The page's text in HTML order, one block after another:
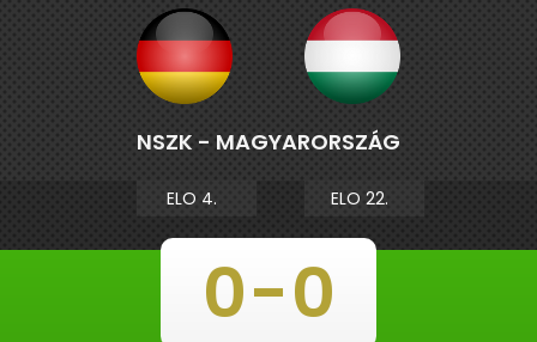
NSZK - MAGYARORSZÁG
ELO 4. ELO 22.
0-0